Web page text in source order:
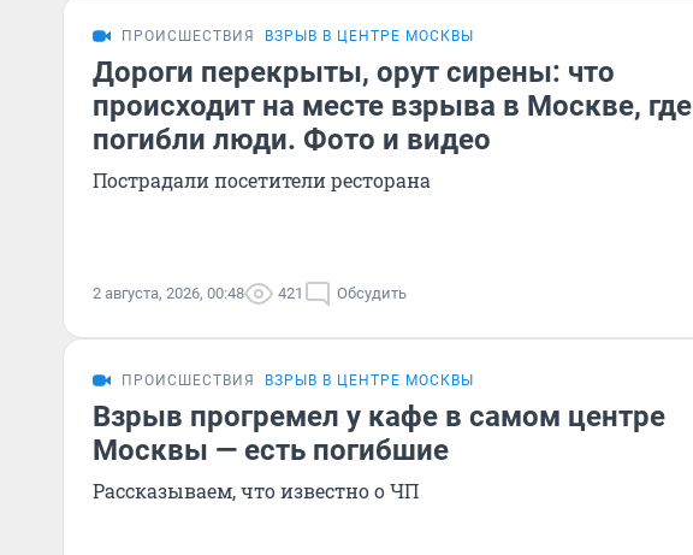
ПРОИСШЕСТВИЯ ВЗРЫВ В ЦЕНТРЕ МОСКВЫ
Дороги перекрыты, орут сирены: что
происходит на месте взрыва в Москве, где
погибли люди. Фото и видео
Пострадали посетители ресторана
2 августа, 2026, 00:48 421 Обсудить
ПРОИСШЕСТВИЯ ВЗРЫВ В ЦЕНТРЕ МОСКВЫ
Взрыв прогремел у кафе в самом центре
Москвы — есть погибшие
Рассказываем, что известно о ЧП